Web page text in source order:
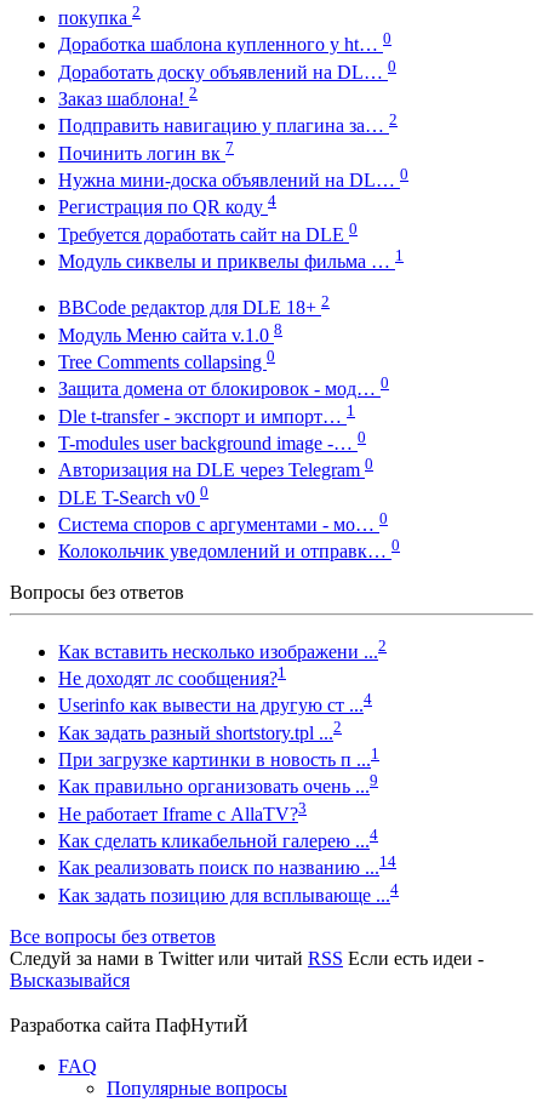
покупка 2
Доработка шаблона купленного у ht… 0
Доработать доску объявлений на DL… 0
Заказ шаблона! 2
Подправить навигацию у плагина за… 2
Починить логин вк 7
Нужна мини-доска объявлений на DL… 0
Регистрация по QR коду 4
Требуется доработать сайт на DLE 0
Модуль сиквелы и приквелы фильма … 1
BBCode редактор для DLE 18+ 2
Модуль Меню сайта v.1.0 8
Tree Comments collapsing 0
Защита домена от блокировок - мод… 0
Dle t-transfer - экспорт и импорт… 1
T-modules user background image -… 0
Авторизация на DLE через Telegram 0
DLE T-Search v0 0
Система споров с аргументами - мо… 0
Колокольчик уведомлений и отправк… 0
Вопросы без ответов
Как вставить несколько изображени ...2
Не доходят лс сообщения?1
Userinfo как вывести на другую ст ...4
Как задать разный shortstory.tpl ...2
При загрузке картинки в новость п ...1
Как правильно организовать очень ...9
Не работает Iframe с AllaTV?3
Как сделать кликабельной галерею ...4
Как реализовать поиск по названию ...14
Как задать позицию для всплывающе ...4
Все вопросы без ответов
Следуй за нами в Twitterили читай RSS Если есть идеи -
Высказывайся
Разработка сайта ПафНутиЙ
FAQ
Популярные вопросы